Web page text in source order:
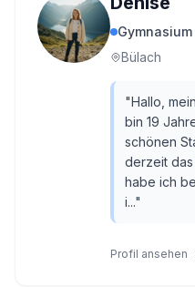
Gymnasium
Bülach
"Hallo,
bin 19
schönen
derzeit das
habe ich
i..."
Profil ansehen